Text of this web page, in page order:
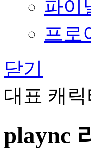
파이
프로
닫기
대표 캐
plaync